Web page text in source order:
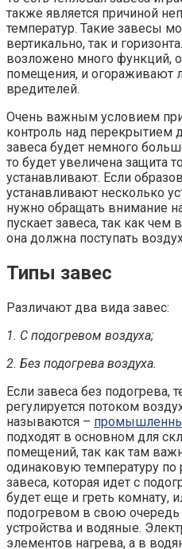
также является причиной
температур. Такие завесы
вертикально, так и
возложено много функций,
помещения, и огораживают
вредителей.
Очень важным условием при
контроль над перекрытием
завеса будет немного
то будет увеличена защита
устанавливают. Если
устанавливают несколько
нужно обращать внимание
пускает завеса, так как
она должна поступать
Типы завес
Различают два вида завес:
1. С подогревом воздуха;
2. Без подогрева воздуха.
Если завеса без подогрева,
регулируется потоком
называются –
подходят в основном для
помещений, так как там
одинаковую температуру
завеса, которая идет с
будет еще и греть комнату,
подогревом в свою очередь
устройства и водяные.
элементов нагрева, а в